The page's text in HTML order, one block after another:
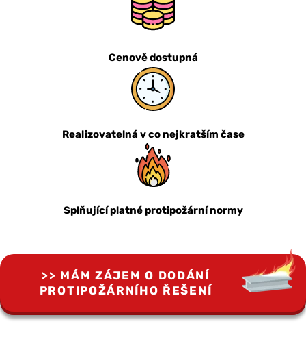
Cenově dostupná
Realizovatelná v co nejkratším čase
Splňující platné protipožární normy
MÁM ZÁJEM O DODÁNÍ
PROTIPOŽÁRNÍHO ŘEŠENÍ